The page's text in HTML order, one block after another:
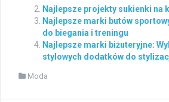
Najlepsze projekty sukienki na
Najlepsze marki butów
do biegania i treningu
Najlepsze marki biżuteryjne:
stylowych dodatków do
Moda